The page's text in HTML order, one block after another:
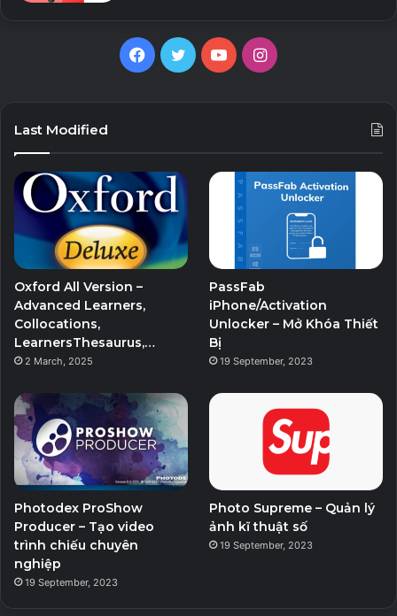
Trình quản lý Wi-Fi có thể xem và quản lý tất cả mạng
không dây của bạn.
Tạo các nhiệm vụ đã lên lịch hoặc các giám sát kích
hoạt các nhiệm vụ;
Hiển thị và chạy bộ sưu tập tiện ích hữu ích được tích
hợp sẵn trong Windows của bạn;
Tách một tệp thành nhiều tệp nhỏ hơn hoặc hợp nhất
trở lại tệp gốc;
Super Copy là công cụ mạnh mẽ để sao chép tệp
hoặc sao lưu tự động;
Vận hành sổ đăng ký của bạn một cách dễ dàng bằng
Phần mềm có đuôi _WithMed hoặc _Rsload thì đã
bao gồm kích hoạt đi kèm. Cài đặt xong thì chạy
kích hoạt.
* Phần mềm đuôi Lrepacks, Repackme, Diakov,
KpoJIuK,TryRooM thì chỉ cần chạy file install.cmd là
được. Không chạy file exe.
* Phần mềm đuôi Portable thì chỉ cần giải nén và chạy
Facebook
TwitterYouTubeInstagram
Last Modified
Oxford All Version –
Advanced Learners,
Collocations,
LearnersThesaurus,…
2 March, 2025
PassFab
iPhone/Activation
Unlocker – Mở Khóa Thiết
Bị
19 September, 2023
Photodex ProShow
Producer – Tạo video
trình chiếu chuyên
nghiệp
19 September, 2023
Photo Supreme – Quản lý
ảnh kĩ thuật số
19 September, 2023